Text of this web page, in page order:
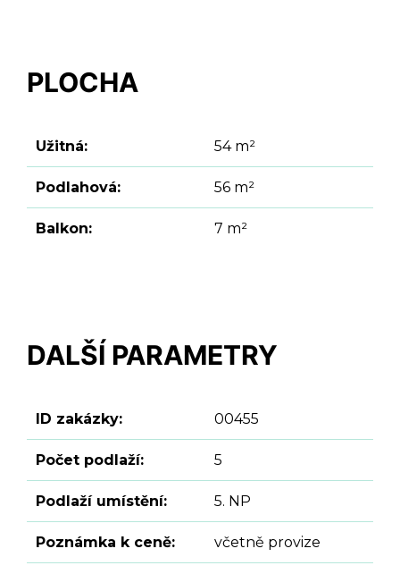
PLOCHA
Užitná: 54 m²
Podlahová: 56 m²
Balkon: 7 m²
DALŠÍ PARAMETRY
ID zakázky: 00455
Počet podlaží: 5
Podlaží umístění: 5. NP
Poznámka k ceně: včetně provize